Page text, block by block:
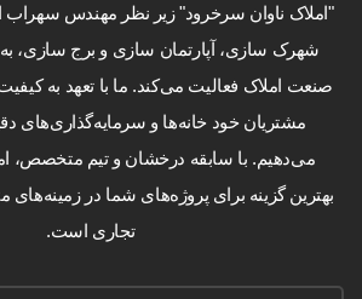
"املاک ناوان سرخرود" زیر نظر مهندس سهراب
شهرک سازی، آپارتمان سازی و برج سازی، به
صنعت املاک فعالیت می‌کند. ما با تعهد به
مشتریان خود خانه‌ها و سرمایه‌گذاری‌های
می‌دهیم. با سابقه درخشان و تیم متخصص،
بهترین گزینه برای پروژه‌های شما در زمینه‌های
تجاری است.